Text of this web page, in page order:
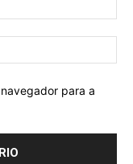
para a